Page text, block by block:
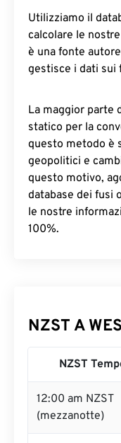
Utilizziamo il
calcolare le
è una fonte
gestisce i dati sui
La maggior parte
statico per la
questo metodo è
geopolitici e
questo motivo,
database dei fusi
le nostre
100%.
NZST A
NZST
12:00 am NZST
(mezzanotte)